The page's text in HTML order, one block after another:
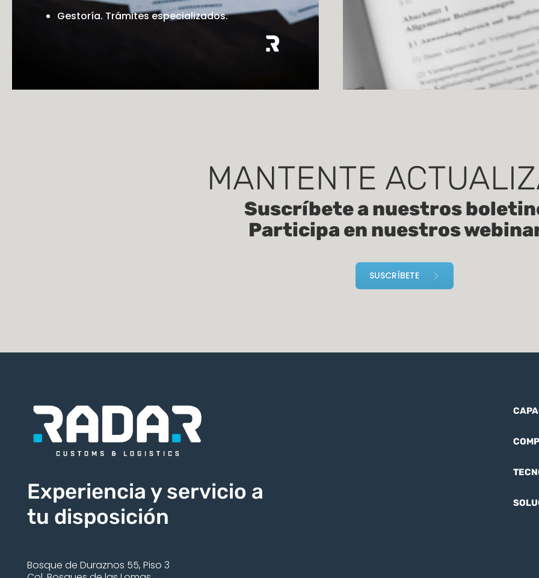
Gestoría. Trámites especializados.
MANTENTE
Suscríbete a nuestros
Participa en nuestros
SUSCRÍBETE
Experiencia y servicio a
tu disposición
Bosque de Duraznos 55, Piso 3